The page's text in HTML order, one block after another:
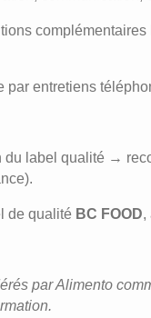
par entretiens
label qualité →
de qualité BC FOOD,
par Alimento